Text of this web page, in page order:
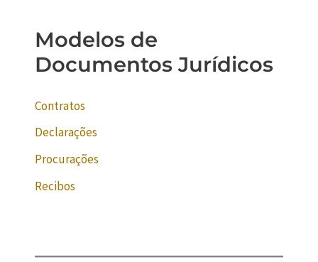
Modelos de
Documentos Jurídicos
Contratos
Declarações
Procurações
Recibos